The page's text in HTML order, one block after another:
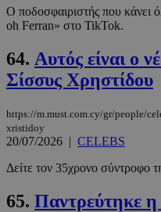
Ο ποδοσφαιριστής που κάνει
oh Ferran» στο TikTok.
64. Αυτός είναι ο
Σίσσυς Χρηστίδου
https://m.must.com.cy/gr/people/
xristidoy
20/07/2026 | CELEBS
Δείτε τον 35χρονο σύντροφο
65. Παντρεύτηκε